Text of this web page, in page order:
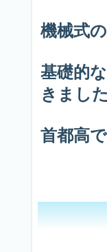
機械式
基礎的
きました
首都高